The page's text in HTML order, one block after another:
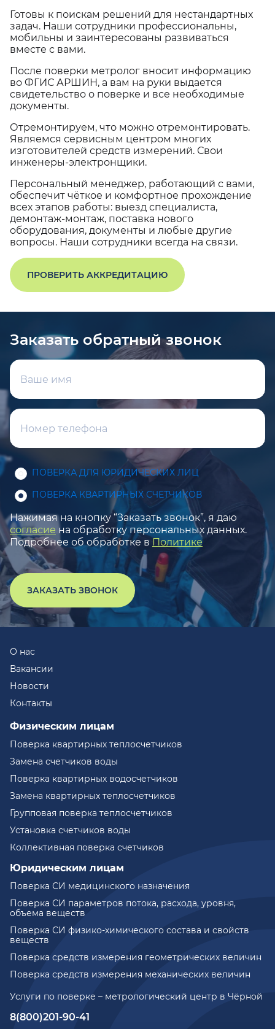
Готовы к поискам решений для нестандартных
задач. Наши сотрудники профессиональны,
мобильны и заинтересованы развиваться
вместе с вами.
После поверки метролог вносит информацию
во ФГИС АРШИН, а вам на руки выдается
свидетельство о поверке и все необходимые
документы.
Отремонтируем, что можно отремонтировать.
Являемся сервисным центром многих
изготовителей средств измерений. Свои
инженеры-электронщики.
Персональный менеджер, работающий с вами,
обеспечит чёткое и комфортное прохождение
всех этапов работы: выезд специалиста,
демонтаж-монтаж, поставка нового
оборудования, документы и любые другие
вопросы. Наши сотрудники всегда на связи.
ПРОВЕРИТЬ АККРЕДИТАЦИЮ
Заказать обратный звонок
ПОВЕРКА ДЛЯ ЮРИДИЧЕСКИХ ЛИЦ
ПОВЕРКА КВАРТИРНЫХ СЧЕТЧИКОВ
Нажимая на кнопку “Заказать звонок”, я даю
согласие на обработку персональных данных.
Подробнее об обработке в Политике
ЗАКАЗАТЬ ЗВОНОК
Услуги по поверке – метрологический центр в Чёрной
8(800)201-90-41
О нас
Вакансии
Новости
Контакты
Физическим лицам
Поверка квартирных теплосчетчиков
Замена счетчиков воды
Поверка квартирных водосчетчиков
Замена квартирных теплосчетчиков
Групповая поверка теплосчетчиков
Установка счетчиков воды
Коллективная поверка счетчиков
Юридическим лицам
Поверка СИ медицинского назначения
Поверка СИ параметров потока, расхода, уровня,
объема веществ
Поверка СИ физико-химического состава и свойств
веществ
Поверка средств измерения геометрических величин
Поверка средств измерения механических величин